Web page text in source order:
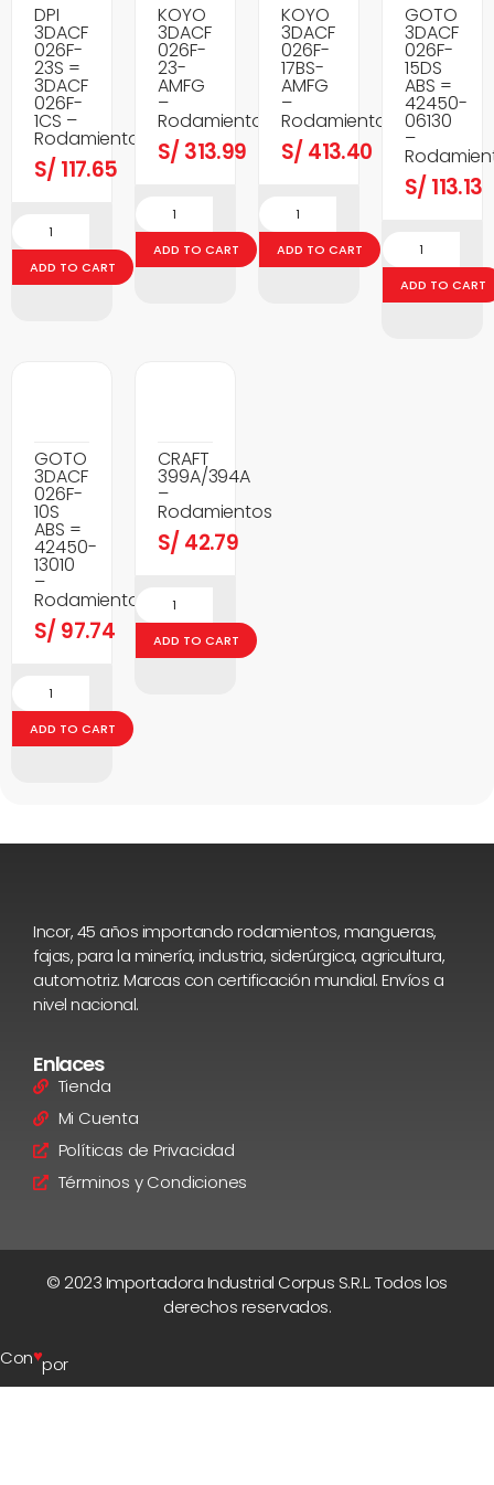
DPI
3DACF
026F-
23S =
3DACF
026F-
1CS –
Rodamientos
S/ 117.65
ADD TO CART
KOYO
3DACF
026F-
23-
AMFG
–
Rodamientos
S/ 313.99
ADD TO CART
KOYO
3DACF
026F-
17BS-
AMFG
–
Rodamientos
S/ 413.40
ADD TO CART
GOTO
3DACF
026F-
15DS
ABS =
42450-
06130
–
S/ 113.13
ADD TO CART
GOTO
3DACF
026F-
10S
ABS =
42450-
13010
–
Rodamientos
S/ 97.74
ADD TO CART
CRAFT
399A/394A
–
Rodamientos
S/ 42.79
ADD TO CART
Incor, 45 años importando rodamientos, mangueras,
fajas, para la minería, industria, siderúrgica, agricultura,
automotriz. Marcas con certificación mundial. Envíos a
nivel nacional.
Enlaces
Tienda
Mi Cuenta
Políticas de Privacidad
Términos y Condiciones
© 2023 Importadora Industrial Corpus S.R.L. Todos los
derechos reservados.
Con♥por